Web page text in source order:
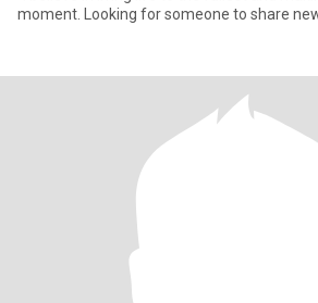
moment. Looking for someone to share